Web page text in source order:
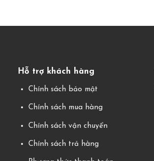
Hỗ trợ khách hàng
Chính sách bảo mật
Chính sách mua hàng
Chính sách vận chuyển
Chính sách trả hàng